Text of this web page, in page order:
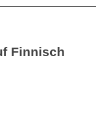
Finnisch